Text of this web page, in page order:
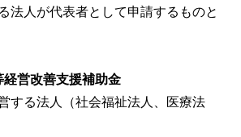
法人が代表者として申請するものと
経営改善支援補助金
する法人（社会福祉法人、医療法